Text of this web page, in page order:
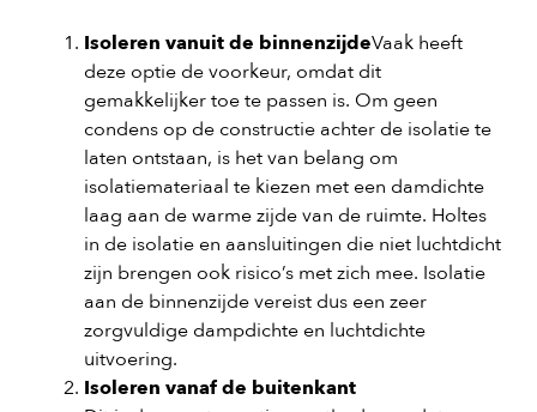
Isoleren vanuit de binnenzijdeVaak heeft
deze optie de voorkeur, omdat dit
gemakkelijker toe te passen is. Om geen
condens op de constructie achter de isolatie te
laten ontstaan, is het van belang om
isolatiemateriaal te kiezen met een damdichte
laag aan de warme zijde van de ruimte. Holtes
in de isolatie en aansluitingen die niet luchtdicht
zijn brengen ook risico’s met zich mee. Isolatie
aan de binnenzijde vereist dus een zeer
zorgvuldige dampdichte en luchtdichte
uitvoering.
Isoleren vanaf de buitenkant